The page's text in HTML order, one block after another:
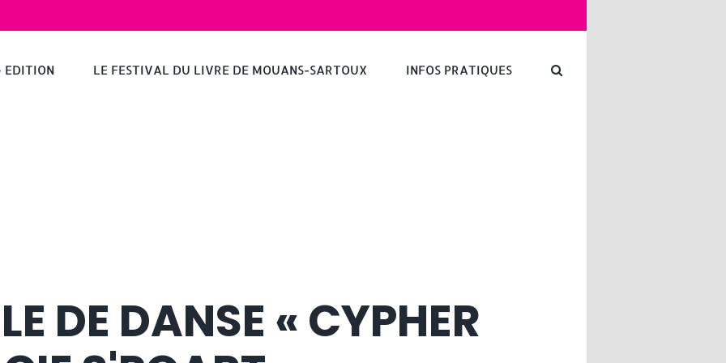
EDITION LE FESTIVAL DU LIVRE DE MOUANS-SARTOUX INFOS PRATIQUES
DE DANSE « CYPHER